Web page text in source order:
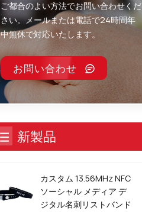
ご都合のよい方法でお問い合わせくだ
さい。メールまたは電話で24時間年
中無休で対応いたします。
お問い合わせ
新製品
カスタム 13.56MHz NFC
ソーシャル メディア デ
ジタル名刺リストバンド